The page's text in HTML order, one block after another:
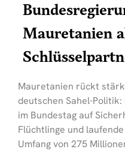
Mauretanien
Mauretanien rückt
deutschen Sahel-
im Bundestag auf
Flüchtlinge und
Umfang von 275